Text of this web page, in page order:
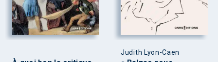
Judith Lyon-Caen